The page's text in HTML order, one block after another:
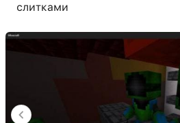
слитками